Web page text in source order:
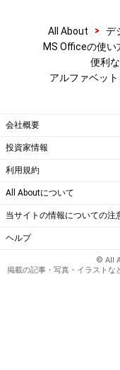
All About > デ
MS Officeの使い
便利
アルファベッ
会社概要
投資家情報
利用規約
All Aboutについて
当サイトの情報についての注
ヘルプ
© All
掲載の記事・写真・イラストな